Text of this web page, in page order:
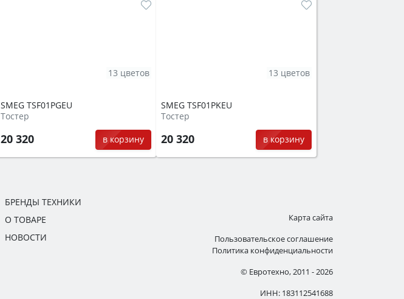
SMEG TSF01PGEU
Тостер
20 320 в корзину
13 цветов
SMEG TSF01PKEU
Тостер
20 320 в корзину
13 цветов
БРЕНДЫ ТЕХНИКИ
О ТОВАРЕ
НОВОСТИ
Карта сайта
Пользовательское соглашение
Политика конфиденциальности
© Евротехно, 2011 - 2026
ИНН: 183112541688